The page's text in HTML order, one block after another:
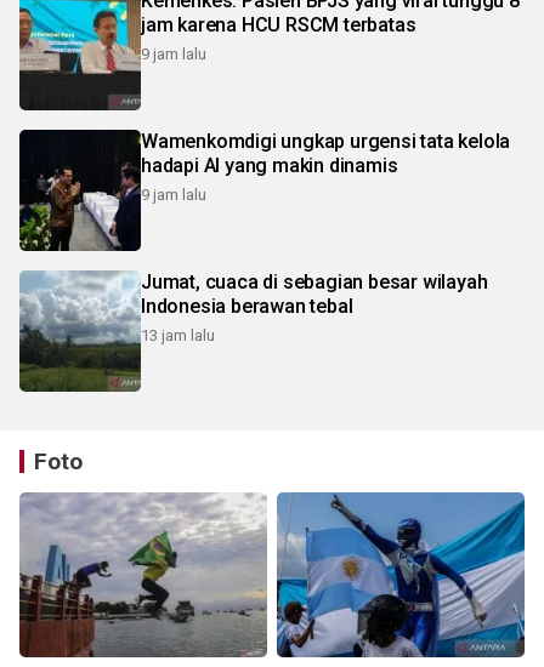
jam karena HCU RSCM terbatas
9 jam lalu
Wamenkomdigi ungkap urgensi tata kelola
hadapi AI yang makin dinamis
9 jam lalu
Jumat, cuaca di sebagian besar wilayah
Indonesia berawan tebal
13 jam lalu
Foto